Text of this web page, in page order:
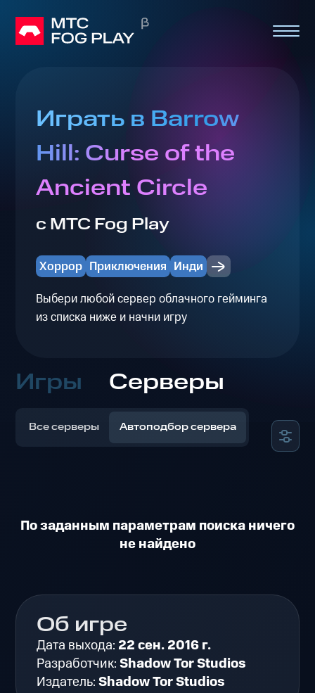
Играть в Barrow
Hill: Curse of the
Ancient Circle
с МТС Fog Play
Хоррор Приключения Инди
Выбери любой сервер облачного гейминга
из списка ниже и начни игру
Игры Серверы
Все серверы Автоподбор сервера
По заданным параметрам поиска ничего
не найдено
Об игре
Дата выхода: 22 сен. 2016 г.
Разработчик:Shadow Tor Studios
Издатель:Shadow Tor Studios